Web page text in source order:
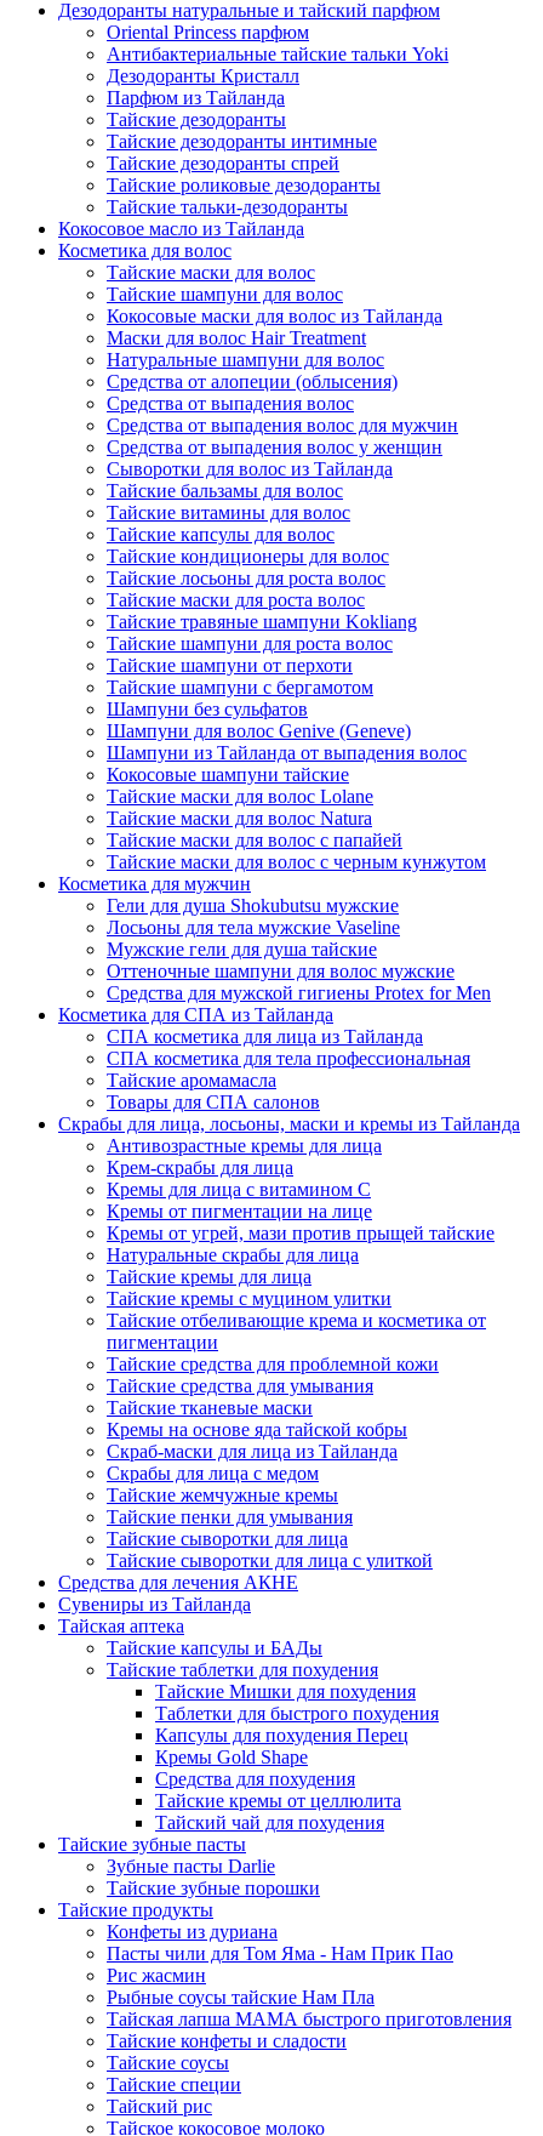
Дезодоранты натуральные и тайский парфюм
Oriental Princess парфюм
Антибактериальные тайские тальки Yoki
Дезодоранты Кристалл
Парфюм из Тайланда
Тайские дезодоранты
Тайские дезодоранты интимные
Тайские дезодоранты спрей
Тайские роликовые дезодоранты
Тайские тальки-дезодоранты
Кокосовое масло из Тайланда
Косметика для волос
Тайские маски для волос
Тайские шампуни для волос
Кокосовые маски для волос из Тайланда
Маски для волос Hair Treatment
Натуральные шампуни для волос
Средства от алопеции (облысения)
Средства от выпадения волос
Средства от выпадения волос для мужчин
Средства от выпадения волос у женщин
Сыворотки для волос из Тайланда
Тайские бальзамы для волос
Тайские витамины для волос
Тайские капсулы для волос
Тайские кондиционеры для волос
Тайские лосьоны для роста волос
Тайские маски для роста волос
Тайские травяные шампуни Kokliang
Тайские шампуни для роста волос
Тайские шампуни от перхоти
Тайские шампуни с бергамотом
Шампуни без сульфатов
Шампуни для волос Genive (Geneve)
Шампуни из Тайланда от выпадения волос
Кокосовые шампуни тайские
Тайские маски для волос Lolane
Тайские маски для волос Natura
Тайские маски для волос с папайей
Тайские маски для волос с черным кунжутом
Косметика для мужчин
Гели для душа Shokubutsu мужские
Лосьоны для тела мужские Vaseline
Мужские гели для душа тайские
Оттеночные шампуни для волос мужские
Средства для мужской гигиены Protex for Men
Косметика для СПА из Тайланда
СПА косметика для лица из Тайланда
СПА косметика для тела профессиональная
Тайские аромамасла
Товары для СПА салонов
Скрабы для лица, лосьоны, маски и кремы из Тайланда
Антивозрастные кремы для лица
Крем-скрабы для лица
Кремы для лица с витамином C
Кремы от пигментации на лице
Кремы от угрей, мази против прыщей тайские
Натуральные скрабы для лица
Тайские кремы для лица
Тайские кремы с муцином улитки
Тайские отбеливающие крема и косметика от
пигментации
Тайские средства для проблемной кожи
Тайские средства для умывания
Тайские тканевые маски
Кремы на основе яда тайской кобры
Скраб-маски для лица из Тайланда
Скрабы для лица с медом
Тайские жемчужные кремы
Тайские пенки для умывания
Тайские сыворотки для лица
Тайские сыворотки для лица с улиткой
Средства для лечения АКНЕ
Сувениры из Тайланда
Тайская аптека
Тайские капсулы и БАДы
Тайские таблетки для похудения
Тайские Мишки для похудения
Таблетки для быстрого похудения
Капсулы для похудения Перец
Кремы Gold Shape
Средства для похудения
Тайские кремы от целлюлита
Тайский чай для похудения
Тайские зубные пасты
Зубные пасты Darlie
Тайские зубные порошки
Тайские продукты
Конфеты из дуриана
Пасты чили для Том Яма - Нам Прик Пао
Рис жасмин
Рыбные соусы тайские Нам Пла
Тайская лапша МАМА быстрого приготовления
Тайские конфеты и сладости
Тайские соусы
Тайские специи
Тайский рис
Тайское кокосовое молоко